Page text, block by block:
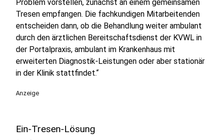
Problem vorstellen, zunächst an einem gemeinsamen
Tresen empfangen. Die fachkundigen Mitarbeitenden
entscheiden dann, ob die Behandlung weiter ambulant
durch den ärztlichen Bereitschaftsdienst der KVWL in
der Portalpraxis, ambulant im Krankenhaus mit
erweiterten Diagnostik-Leistungen oder aber stationär
in der Klinik stattfindet.“
Anzeige
Ein-Tresen-Lösung